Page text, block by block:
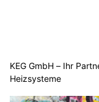
KEG GmbH – Ihr
Heizsysteme